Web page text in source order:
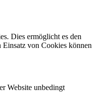
Dies ermöglicht es den
Einsatz von Cookies können
Website unbedingt